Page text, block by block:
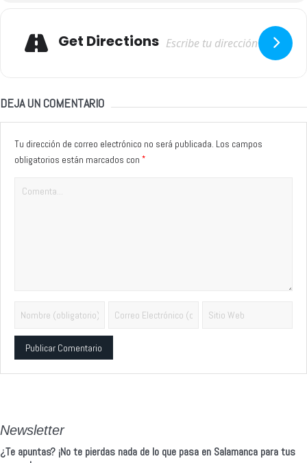
Get Directions
DEJA UN COMENTARIO
Tu dirección de correo electrónico no será publicada. Los campos
obligatorios están marcados con *
Newsletter
¿Te apuntas? ¡No te pierdas nada de lo que pasa en Salamanca para tus